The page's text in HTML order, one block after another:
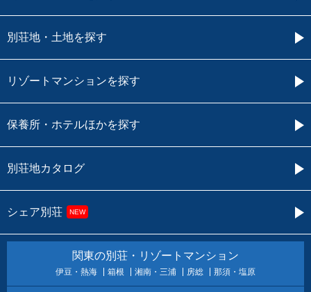
別荘地・土地を探す
リゾートマンションを探す
保養所・ホテルほかを探す
別荘地カタログ
シェア別荘 NEW
関東の別荘・リゾートマンション
伊豆・熱海 箱根 湘南・三浦 房総 那須・塩原